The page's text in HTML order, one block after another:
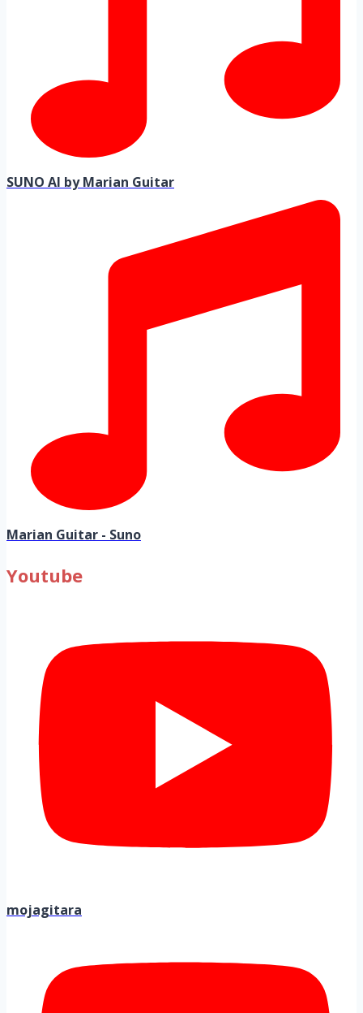
SUNO AI by Marian Guitar
Marian Guitar - Suno
Youtube
mojagitara